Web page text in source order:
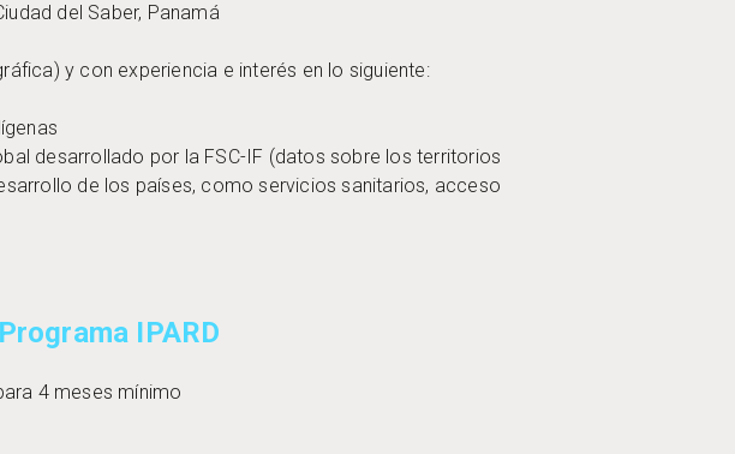
del Saber, Panamá
y con experiencia e interés en lo siguiente:
desarrollado por la FSC-IF (datos sobre los territorios
de los países, como servicios sanitarios, acceso
IPARD
4 meses mínimo